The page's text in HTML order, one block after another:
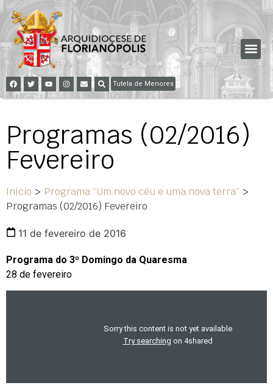
Tutela de Menores
Programas (02/2016)
Fevereiro
Início > Programa “Um novo céu e uma nova terra” >
Programas (02/2016) Fevereiro
11 de fevereiro de 2016
Programa do 3º Domingo da Quaresma
28 de fevereiro